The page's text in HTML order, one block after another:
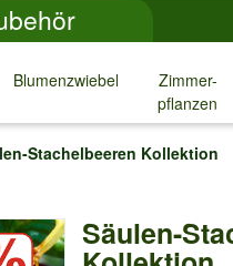
Blumenzwiebeln
↓
Zimmer-
pflanzen
↓
Stachelbeeren Kollektion
Säulen-